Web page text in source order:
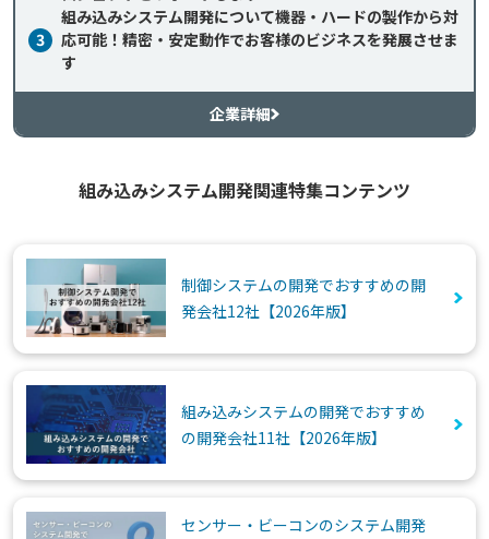
3
組み込みシステム開発について機器・ハードの製作から対
応可能！精密・安定動作でお客様のビジネスを発展させま
す
企業詳細
組み込みシステム開発関連特集コンテンツ
制御システムの開発でおすすめの開
発会社12社【2026年版】
組み込みシステムの開発でおすすめ
の開発会社11社【2026年版】
センサー・ビーコンのシステム開発